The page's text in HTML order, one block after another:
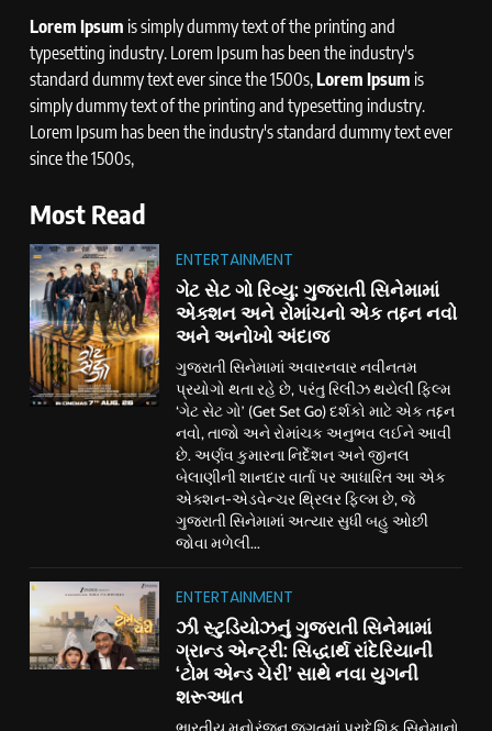
Lorem Ipsum is simply dummy text of the printing and
typesetting industry. Lorem Ipsum has been the industry's
standard dummy text ever since the 1500s,Lorem Ipsum is
simply dummy text of the printing and typesetting industry.
Lorem Ipsum has been the industry's standard dummy text ever
since the 1500s,
Most Read
ENTERTAINMENT
ગેટ સેટ ગો રિવ્યુ: ગુજરાતી સિનેમામાં
એક્શન અને રોમાંચનો એક તદ્દન નવો
અને અનોખો અંદાજ
ગુજરાતી સિનેમામાં અવારનવાર નવીનતમ
પ્રયોગો થતા રહે છે, પરંતુ રિલીઝ થયેલી ફિલ્મ
‘ગેટ સેટ ગો’ (Get Set Go) દર્શકો માટે એક તદ્દન
નવો, તાજો અને રોમાંચક અનુભવ લઈને આવી
છે. અર્ણવ કુમારના નિર્દેશન અને જીનલ
બેલાણીની શાનદાર વાર્તા પર આધારિત આ એક
એક્શન-એડવેન્ચર થ્રિલર ફિલ્મ છે, જે
ગુજરાતી સિનેમામાં અત્યાર સુધી બહુ ઓછી
જોવા મળેલી...
ENTERTAINMENT
ઝી સ્ટુડિયોઝનું ગુજરાતી સિનેમામાં
ગ્રાન્ડ એન્ટ્રી: સિદ્ધાર્થ રાંદેરિયાની
‘ટોમ એન્ડ ચેરી’ સાથે નવા યુગની
શરૂઆત
ભારતીય મનોરંજન જગતમાં પ્રાદેશિક સિનેમાનો